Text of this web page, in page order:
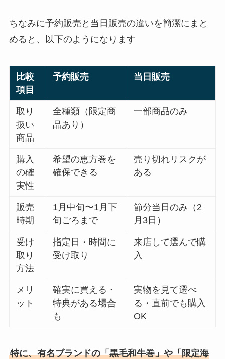
ちなみに予約販売と当日販売の違いを簡潔にまと
めると、以下のようになります
比較
項目
予約販売 当日販売
取り
扱い
商品
全種類（限定商
品あり）
一部商品のみ
購入
の確
実性
希望の恵方巻を
確保できる
売り切れリスクが
ある
販売
時期
1月中旬〜1月下
旬ごろまで
節分当日のみ（2
月3日）
受け
取り
方法
指定日・時間に
受け取り
来店して選んで購
入
メリ
ット
確実に買える・
特典がある場合
も
実物を見て選べ
る・直前でも購入
OK
特に、有名ブランドの「黒毛和牛巻」や「限定海